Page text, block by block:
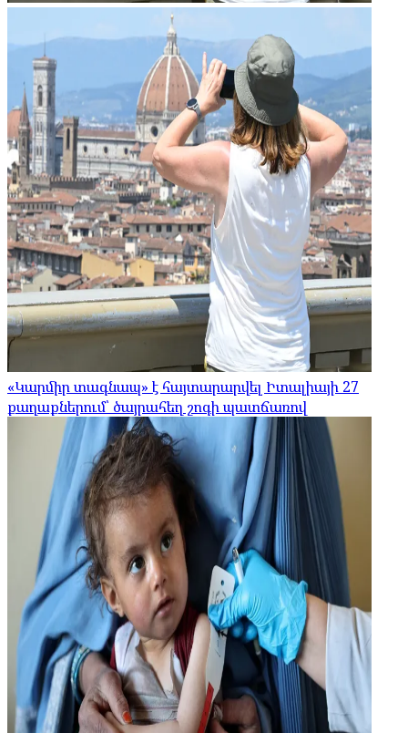
«Կարմիր տագնապ» է հայտարարվել Իտալիայի 27
քաղաքներում՝ ծայրահեղ շոգի պատճառով